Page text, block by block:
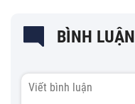
BÌNH LUẬN